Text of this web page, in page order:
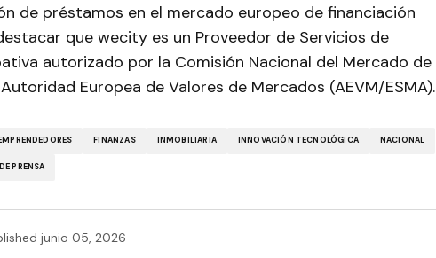
de préstamos en el mercado europeo de financiación
que wecity es un Proveedor de Servicios de
autorizado por la Comisión Nacional del Mercado de
Europea de Valores de Mercados (AEVM/ESMA).
FINANZAS INMOBILIARIA INNOVACIÓN TECNOLÓGICA NACIONAL
PRENSA
junio 05, 2026